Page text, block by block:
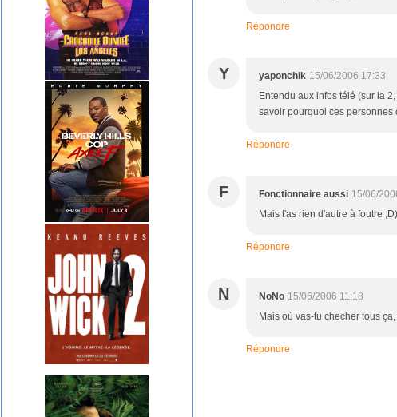
Répondre
Y yaponchik 15/06/2006 17:33
Entendu aux infos télé (sur la
savoir pourquoi ces personnes
Répondre
F Fonctionnaire aussi 15/06/
Mais t'as rien d'autre à foutre
Répondre
N NoNo 15/06/2006 11:18
Mais où vas-tu checher tous
Répondre